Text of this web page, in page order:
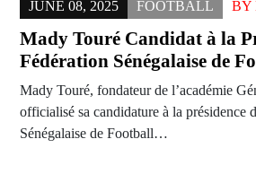
JUNE 08, 2025 FOOTBALL BY
Mady Touré Candidat à la
Fédération Sénégalaise de
Mady Touré, fondateur de l’académie
officialisé sa candidature à la présidence
Sénégalaise de Football…